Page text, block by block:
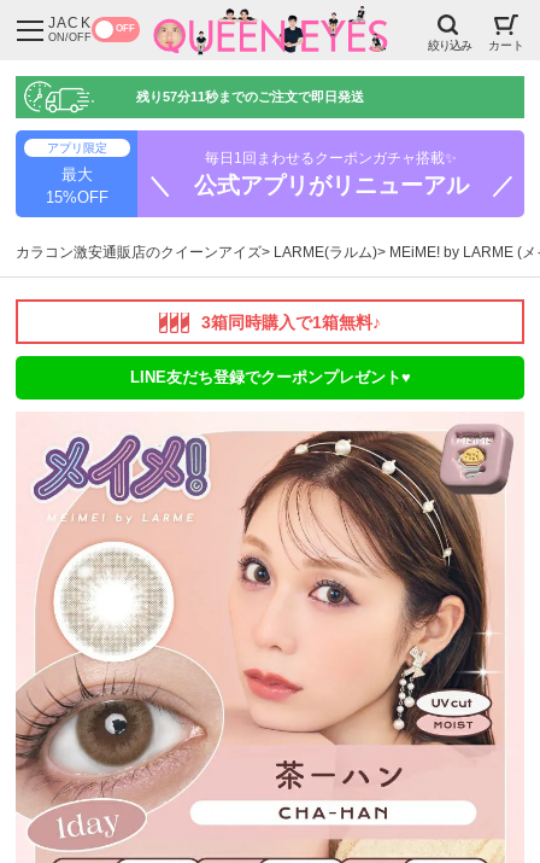
JACK
ON/OFF
OFF
絞り込み カート
残り57分10秒までのご注文で即日発送
アプリ限定
最大
15%OFF
毎日1回まわせるクーポンガチャ搭載✨
＼ 公式アプリがリニューアル ／
カラコン激安通販店のクイーンアイズ LARME(ラルム) MEiME! by LARME (
3箱同時購入で1箱無料♪
LINE友だち登録でクーポンプレゼント♥